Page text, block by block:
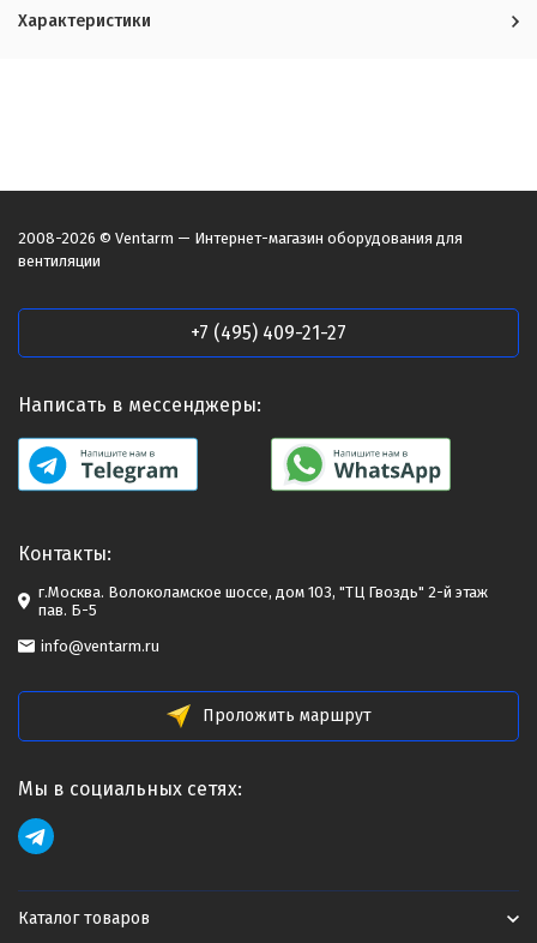
Характеристики
2008-2026 © Ventarm — Интернет-магазин оборудования для
вентиляции
+7 (495) 409-21-27
Написать в мессенджеры:
Контакты:
г.Москва. Волоколамское шоссе, дом 103, "ТЦ Гвоздь" 2-й этаж
пав. Б-5
info@ventarm.ru
Проложить маршрут
Мы в социальных сетях:
Каталог товаров